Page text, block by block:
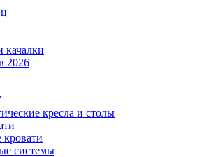
качалки
2026
кресла и столы
системы